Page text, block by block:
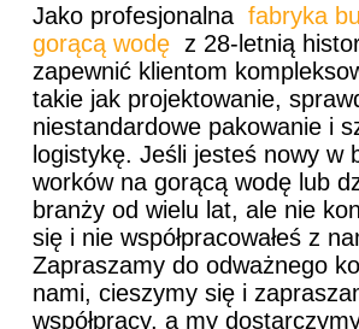
Jako profesjonalna fabryka
gorącą wodęz 28-letnią
zapewnić klientom
takie jak projektowanie,
niestandardowe pakowanie i
logistykę. Jeśli jesteś nowy w
worków na gorącą wodę lub
branży od wielu lat, ale nie
się i nie współpracowałeś z
Zapraszamy do odważnego
nami, cieszymy się i
współpracy, a my